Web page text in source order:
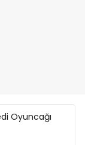
Oyuncağı